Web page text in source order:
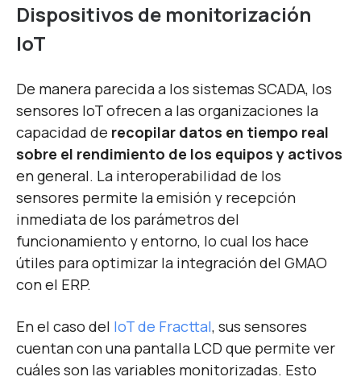
Dispositivos de monitorización
IoT
De manera parecida a los sistemas SCADA, los
sensores IoT ofrecen a las organizaciones la
capacidad de recopilar datos en tiempo real
sobre el rendimiento de los equipos y activos
en general. La interoperabilidad de los
sensores permite la emisión y recepción
inmediata de los parámetros del
funcionamiento y entorno, lo cual los hace
útiles para optimizar la integración del GMAO
con el ERP.
En el caso del IoT de Fracttal, sus sensores
cuentan con una pantalla LCD que permite ver
cuáles son las variables monitorizadas. Esto